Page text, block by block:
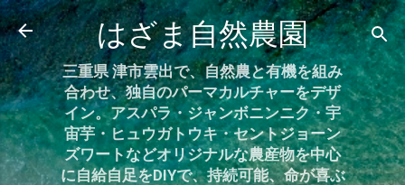
スキップしてメイン コンテンツに移動
はざま自然農園
三重県 津市雲出で、自然農と有機を組み
合わせ、独自のパーマカルチャーをデザ
イン。アスパラ・ジャンボニンニク・宇
宙芋・ヒュウガトウキ・セントジョーン
ズワートなどオリジナルな農産物を中心
に自給自足をDIYで、持続可能、命が喜ぶ